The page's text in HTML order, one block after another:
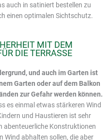
auch in satiniert bestellen zu
einen optimalen Sichtschutz.
MIT DEM M
DIE TERRASSE
und auch im Garten ist
Garten oder auf dem Balkon
zur Gefahr werden können.
es einmal etwas stärkeren Wind
und Haustieren ist sehr
abenteuerliche Konstruktionen
Wind abhalten sollen, die aber